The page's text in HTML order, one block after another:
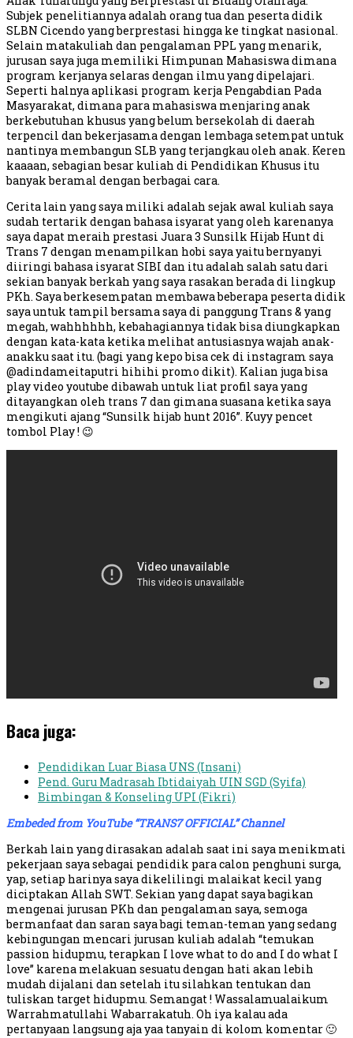
Subjek penelitiannya adalah orang tua dan peserta didik
SLBN Cicendo yang berprestasi hingga ke tingkat nasional.
Selain matakuliah dan pengalaman PPL yang menarik,
jurusan saya juga memiliki Himpunan Mahasiswa dimana
program kerjanya selaras dengan ilmu yang dipelajari.
Seperti halnya aplikasi program kerja Pengabdian Pada
Masyarakat, dimana para mahasiswa menjaring anak
berkebutuhan khusus yang belum bersekolah di daerah
terpencil dan bekerjasama dengan lembaga setempat untuk
nantinya membangun SLB yang terjangkau oleh anak. Keren
kaaaan, sebagian besar kuliah di Pendidikan Khusus itu
banyak beramal dengan berbagai cara.
Cerita lain yang saya miliki adalah sejak awal kuliah saya
sudah tertarik dengan bahasa isyarat yang oleh karenanya
saya dapat meraih prestasi Juara 3 Sunsilk Hijab Hunt di
Trans 7 dengan menampilkan hobi saya yaitu bernyanyi
diiringi bahasa isyarat SIBI dan itu adalah salah satu dari
sekian banyak berkah yang saya rasakan berada di lingkup
PKh. Saya berkesempatan membawa beberapa peserta didik
saya untuk tampil bersama saya di panggung Trans & yang
megah, wahhhhhh, kebahagiannya tidak bisa diungkapkan
dengan kata-kata ketika melihat antusiasnya wajah anak-
anakku saat itu. (bagi yang kepo bisa cek di instagram saya
@adindameitaputri hihihi promo dikit). Kalian juga bisa
play video youtube dibawah untuk liat profil saya yang
ditayangkan oleh trans 7 dan gimana suasana ketika saya
mengikuti ajang “Sunsilk hijab hunt 2016”. Kuyy pencet
tombol Play ! 😉
Baca juga:
Pendidikan Luar Biasa UNS (Insani)
Pend. Guru Madrasah Ibtidaiyah UIN SGD (Syifa)
Bimbingan & Konseling UPI (Fikri)
Embeded from YouTube “TRANS7 OFFICIAL” Channel
Berkah lain yang dirasakan adalah saat ini saya menikmati
pekerjaan saya sebagai pendidik para calon penghuni surga,
yap, setiap harinya saya dikelilingi malaikat kecil yang
diciptakan Allah SWT. Sekian yang dapat saya bagikan
mengenai jurusan PKh dan pengalaman saya, semoga
bermanfaat dan saran saya bagi teman-teman yang sedang
kebingungan mencari jurusan kuliah adalah “temukan
passion hidupmu, terapkan I love what to do and I do what I
love” karena melakuan sesuatu dengan hati akan lebih
mudah dijalani dan setelah itu silahkan tentukan dan
tuliskan target hidupmu. Semangat ! Wassalamualaikum
Warrahmatullahi Wabarrakatuh. Oh iya kalau ada
pertanyaan langsung aja yaa tanyain di kolom komentar 🙂